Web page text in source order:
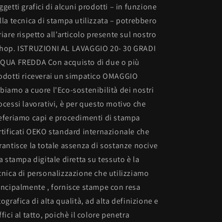
grafici di alcuni prodotti – in funzione
tecnica di stampa utilizzata – potrebbero
rispetto all’articolo presente sul nostro
ISTRUZIONI AL LAVAGGIO 20- 30 GRADI
FREDDA Con acquisto di due o più
riceverai un simpatico OMAGGIO
a cuore l'Eco-sostenibilità dei nostri
lavorativi, è per questo motivo che
capi e procedimenti di stampa
OEKO standard internazionale che
la totale assenza di sostanze nocive
stampa digitale diretta su tessuto è la
di personalizzazione che utilizziamo
, fornisce stampe con resa
di alta qualità, ad alta definizione e
al tatto, poichè il colore penetra